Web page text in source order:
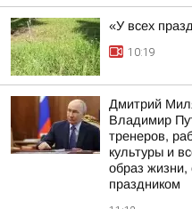
«У всех
10:19
Дмитрий
Владимир
тренеров,
культуры и
образ
праздником